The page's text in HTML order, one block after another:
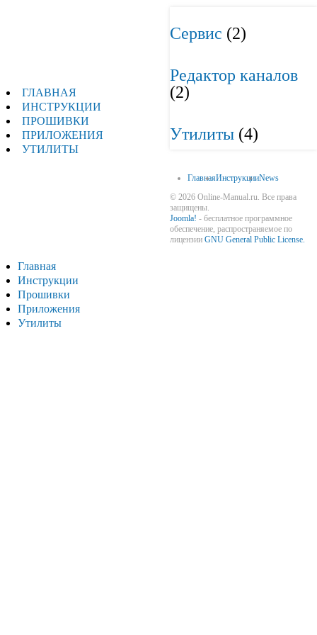
ГЛАВНАЯ
ИНСТРУКЦИИ
ПРОШИВКИ
ПРИЛОЖЕНИЯ
УТИЛИТЫ
Сервис (2)
Редактор каналов
(2)
Утилиты (4)
ГлавнаяИнструкцииNews
© 2026 Online-Manual.ru. Все права
защищены.
Joomla! - бесплатное программное
обеспечение, распространяемое по
лицензии GNU General Public License.
Главная
Инструкции
Прошивки
Приложения
Утилиты